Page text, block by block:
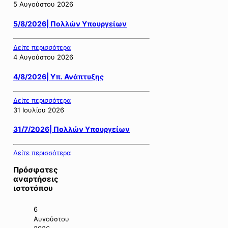
5 Αυγούστου 2026
5/8/2026| Πολλών Υπουργείων
Δείτε περισσότερα
4 Αυγούστου 2026
4/8/2026| Υπ. Ανάπτυξης
Δείτε περισσότερα
31 Ιουλίου 2026
31/7/2026| Πολλών Υπουργείων
Δείτε περισσότερα
Πρόσφατες
αναρτήσεις
ιστοτόπου
6
Αυγούστου